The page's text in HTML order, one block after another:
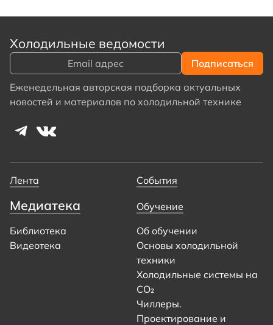
Холодильные ведомости
Еженедельная авторская подборка актуальных
новостей и материалов по холодильной технике
Лента События
Медиатека
Библиотека
Видеотека
Обучение
Об обучении
Основы холодильной
техники
Холодильные системы на
CO₂
Чиллеры.
Проектирование и